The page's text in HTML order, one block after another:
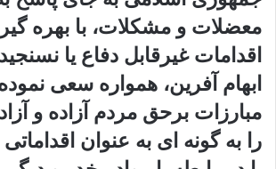
معضلات و مشکلات، با بهره
اقدامات غیرقابل دفاع یا
ابهام آفرین، همواره سعی
مبارزات برحق مردم آزاده و
را به گونه ای به عنوان اقداماتی